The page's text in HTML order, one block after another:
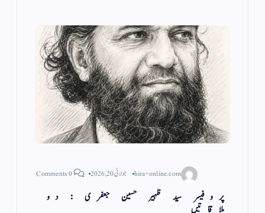
hira-online.com جولائی 20, 2026
پروفیسر سید ظہیر حسین جعفری : دو
ملاقاتیں